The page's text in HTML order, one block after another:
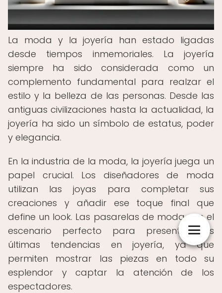
La moda y la joyería han estado ligadas
desde tiempos inmemoriales. La joyería
siempre ha sido considerada como un
complemento fundamental para realzar el
estilo y la belleza de las personas. Desde las
antiguas civilizaciones hasta la actualidad, la
joyería ha sido un símbolo de estatus, poder
y elegancia.
En la industria de la moda, la joyería juega un
papel crucial. Los diseñadores de moda
utilizan las joyas para completar sus
creaciones y añadir ese toque final que
define un look. Las pasarelas de moda son el
escenario perfecto para presentar las
últimas tendencias en joyería, ya que
permiten mostrar las piezas en todo su
esplendor y captar la atención de los
espectadores.